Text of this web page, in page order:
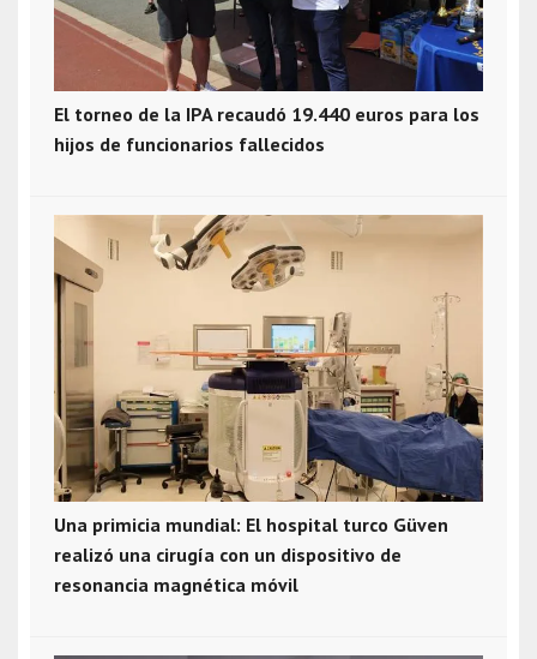
El torneo de la IPA recaudó 19.440 euros para los
hijos de funcionarios fallecidos
Una primicia mundial: El hospital turco Güven
realizó una cirugía con un dispositivo de
resonancia magnética móvil